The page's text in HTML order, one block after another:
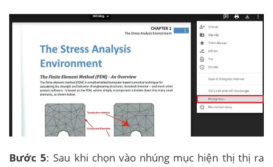
Bước 5: Sau khi chọn vào nhúng mục hiện thị thị ra